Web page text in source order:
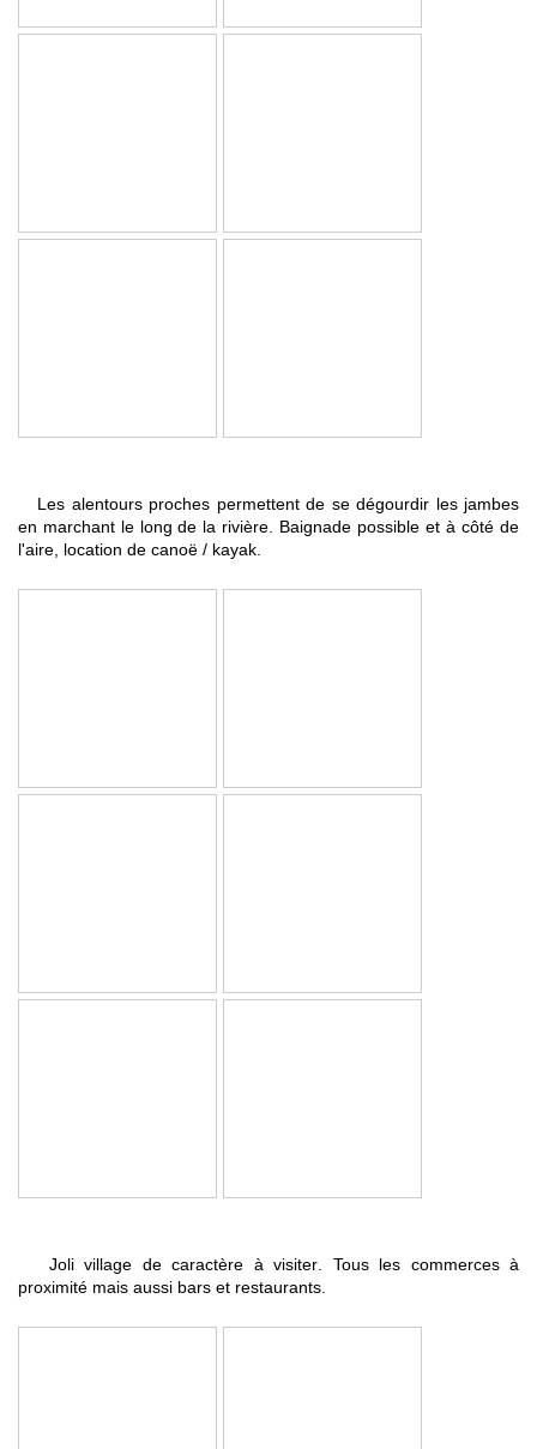
Les alentours proches permettent de se dégourdir les jambes
en marchant le long de la rivière . Baignade possible et à côté de
l'aire, location de canoë / kayak.
Joli village de caractère à visiter . Tous les commerces à
proximité mais aussi bars et restaurants.